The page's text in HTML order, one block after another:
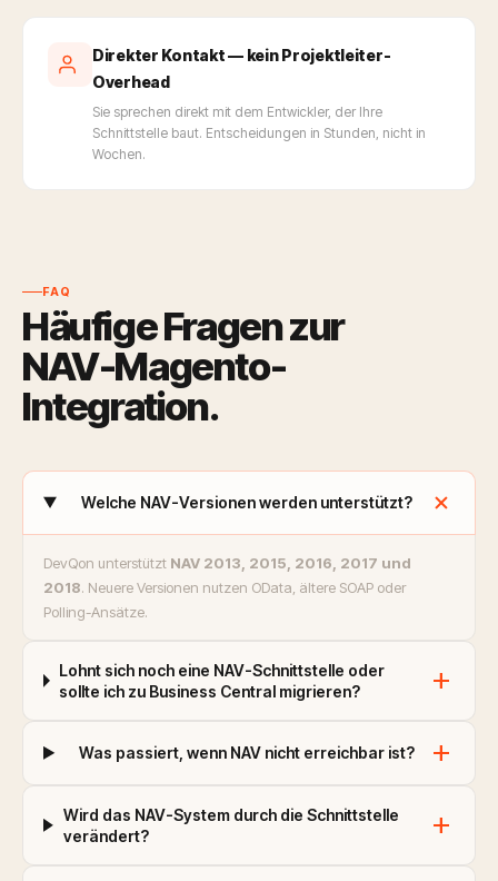
Direkter Kontakt — kein Projektleiter-
Overhead
Sie sprechen direkt mit dem Entwickler, der Ihre
Schnittstelle baut. Entscheidungen in Stunden, nicht in
Wochen.
FAQ
Häufige Fragen zur
NAV-Magento-
Integration.
Welche NAV-Versionen werden unterstützt? add
DevQon unterstützt NAV 2013, 2015, 2016, 2017 und
2018. Neuere Versionen nutzen OData, ältere SOAP oder
Polling-Ansätze.
Lohnt sich noch eine NAV-Schnittstelle oder
sollte ich zu Business Central migrieren?
add
Was passiert, wenn NAV nicht erreichbar ist? add
Wird das NAV-System durch die Schnittstelle
verändert?
add